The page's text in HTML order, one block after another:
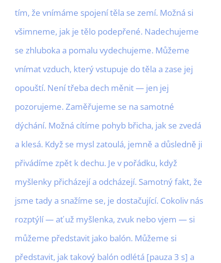
tím, že vnímáme spojení těla se zemí. Možná si
všimneme, jak je tělo podepřené. Nadechujeme
se zhluboka a pomalu vydechujeme. Můžeme
vnímat vzduch, který vstupuje do těla a zase jej
opouští. Není třeba dech měnit — jen jej
pozorujeme. Zaměřujeme se na samotné
dýchání. Možná cítíme pohyb břicha, jak se zvedá
a klesá. Když se mysl zatoulá, jemně a důsledně ji
přivádíme zpět k dechu. Je v pořádku, když
myšlenky přicházejí a odcházejí. Samotný fakt, že
jsme tady a snažíme se, je dostačující. Cokoliv nás
rozptýlí — ať už myšlenka, zvuk nebo vjem — si
můžeme představit jako balón. Můžeme si
představit, jak takový balón odlétá [pauza 3 s] a